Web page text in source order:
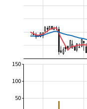
50
100
150